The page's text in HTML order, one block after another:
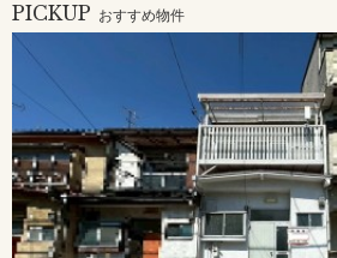
PICKUP おすすめ物件